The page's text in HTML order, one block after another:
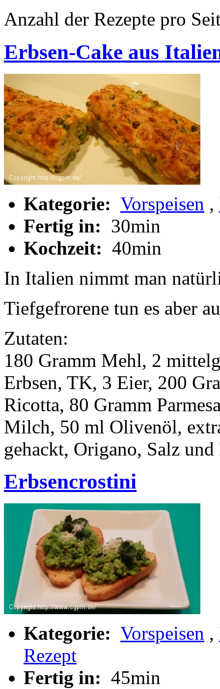
Anzahl der Rezepte pro
Erbsen-Cake aus
Kategorie: Vorspeisen ,
Fertig in: 30min
Kochzeit: 40min
In Italien nimmt man
Tiefgefrorene tun es aber
Zutaten:
180 Gramm Mehl, 2
Erbsen, TK, 3 Eier, 200
Ricotta, 80 Gramm
Milch, 50 ml Olivenöl,
gehackt, Origano, Salz
Erbsencrostini
Kategorie: Vorspeisen ,
Rezept
Fertig in: 45min